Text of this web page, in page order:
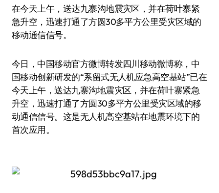
在今天上午，送达九寨沟地震灾区，并在荷叶寨紧
急升空，迅速打通了方圆30多平方公里受灾区域的
移动通信信号。
今日，中国移动官方微博转发四川移动微博称，中
国移动创新研发的“系留式无人机应急高空基站”已在
今天上午，送达九寨沟地震灾区，并在荷叶寨紧急
升空，迅速打通了方圆30多平方公里受灾区域的移
动通信信号。这是无人机高空基站在地震环境下的
首次应用。